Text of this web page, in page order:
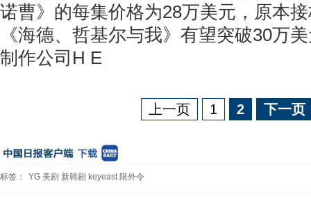
诺曹》的每集价格为28万美元，原本
《海德、哲基尔与我》有望突破30万
制作公司H E
上一页 1 2 下一页
标签： YG 美剧 新韩剧 keyeast 限外令